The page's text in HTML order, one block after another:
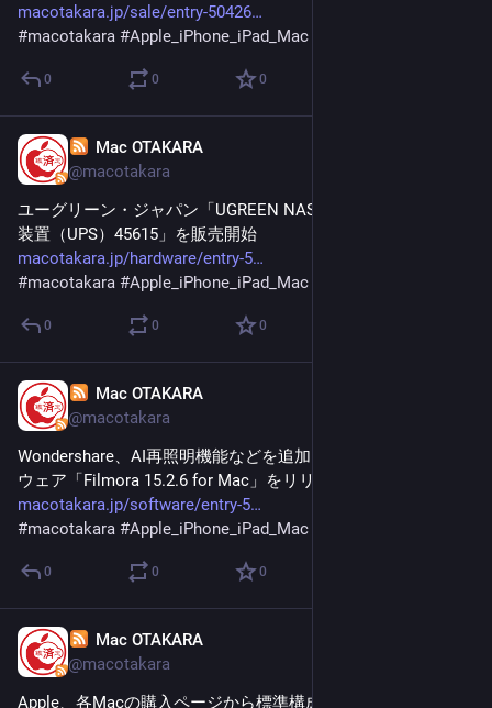
macotakara.jp/sale/entry-50426
#macotakara #Apple_iPhone_iPad_Mac
0 0 0
Mac OTAKARA
@macotakara
ユーグリーン・ジャパン「UGREEN NAS 120W DC 無停電電源
装置（UPS）45615」を販売開始
macotakara.jp/hardware/entry-5
#macotakara #Apple_iPhone_iPad_Mac
0 0 0
Mac OTAKARA
@macotakara
Wondershare、AI再照明機能などを追加した動画制作ソフト
ウェア「Filmora 15.2.6 for Mac」をリリース
macotakara.jp/software/entry-5
#macotakara #Apple_iPhone_iPad_Mac
0 0 0
Mac OTAKARA
@macotakara
Apple、各Macの購入ページから標準構成表示を廃止